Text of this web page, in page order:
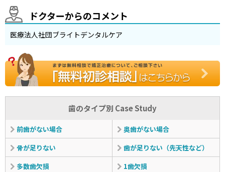
ドクターからのコメント
医療法人社団ブライトデンタルケア
歯のタイプ別 Case Study
前歯がない場合
奥歯がない場合
骨が足りない
歯が足りない （先天性など）
多数歯欠損
1歯欠損